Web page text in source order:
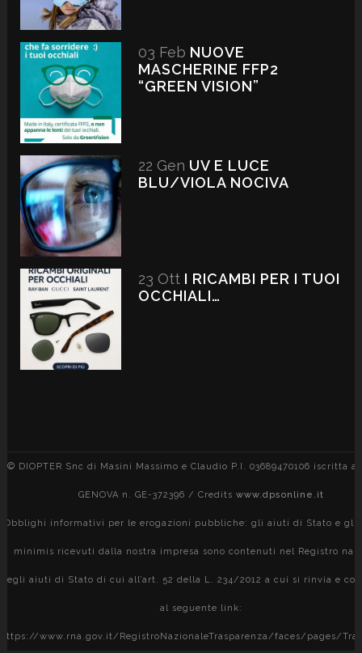
03 Feb NUOVE
MASCHERINE FFP2
“GREEN VISION”
22 Gen UV E LUCE
BLU/VIOLA NOCIVA
23 Ott I RICAMBI PER I TUOI
OCCHIALI…
© DIOPTER Snc di Masini Massimo e Claudio P.I. 03689470106 iscritta al
GENOVA n. GE-372396 / Credits www.dpsonline.it
Obblighi informativi per le erogazioni pubbliche: gli aiuti di Stato e gli
minimis ricevuti dalla nostra impresa sono contenuti nel Registro
degli aiuti di Stato di cui all’art. 52 della L. 234/2012 a cui si rinvia e
al seguente link:
https://www.rna.gov.it/RegistroNazionaleTrasparenza/faces/pages/